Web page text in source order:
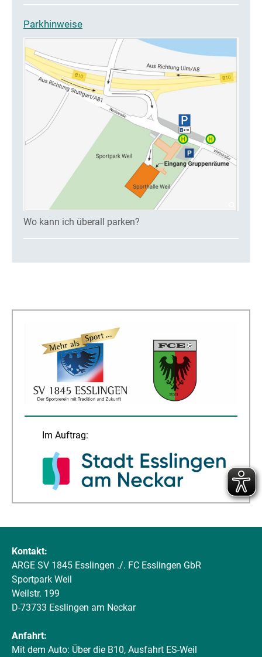
Parkhinweise
Wo kann ich überall parken?
Im Auftrag:
Kontakt:
ARGE SV 1845 Esslingen ./. FC Esslingen GbR
Sportpark Weil
Weilstr. 199
D-73733 Esslingen am Neckar
Anfahrt:
Mit dem Auto: Über die B10, Ausfahrt ES-Weil